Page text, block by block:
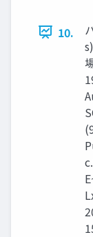
10.